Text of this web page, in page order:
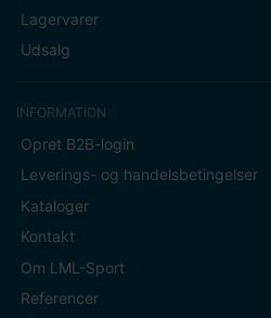
Lagervarer
Udsalg
INFORMATION
Opret B2B-login
Leverings- og handelsbetingelser
Kataloger
Kontakt
Om LML-Sport
Referencer